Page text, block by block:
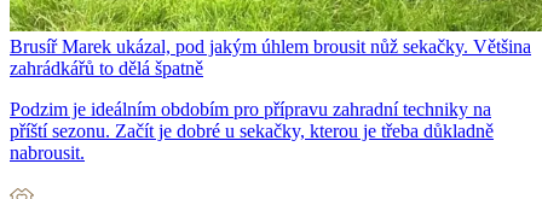
Brusíř Marek ukázal, pod jakým úhlem brousit nůž sekačky. Většina
zahrádkářů to dělá špatně
Podzim je ideálním obdobím pro přípravu zahradní techniky na
příští sezonu. Začít je dobré u sekačky, kterou je třeba důkladně
nabrousit.